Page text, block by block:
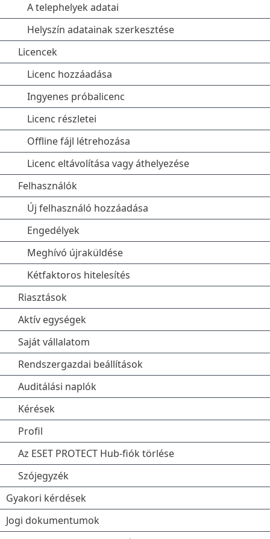
A telephelyek adatai
Helyszín adatainak szerkesztése
Licencek
Licenc hozzáadása
Ingyenes próbalicenc
Licenc részletei
Offline fájl létrehozása
Licenc eltávolítása vagy áthelyezése
Felhasználók
Új felhasználó hozzáadása
Engedélyek
Meghívó újraküldése
Kétfaktoros hitelesítés
Riasztások
Aktív egységek
Saját vállalatom
Rendszergazdai beállítások
Auditálási naplók
Kérések
Profil
Az ESET PROTECT Hub-fiók törlése
Szójegyzék
Gyakori kérdések
Jogi dokumentumok